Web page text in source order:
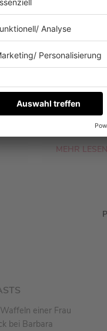
WAS
Fynn
einer
die er
MEHR LESEN
einer Frau
bei Barbara